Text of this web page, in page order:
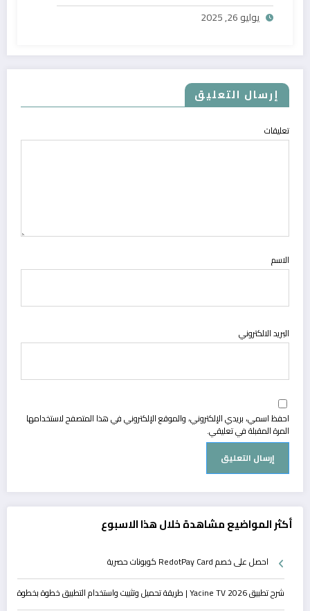
يوليو 26, 2025
إرسال التعليق
تعليقات
الاسم
البريد الالكتروني
احفظ اسمي، بريدي الإلكتروني، والموقع الإلكتروني في هذا المتصفح لاستخدامها
المرة المقبلة في تعليقي.
أكثر المواضيع مشاهدة خلال هذا الاسبوع
احصل على خصم RedotPay Card كوبونات حصرية
شرح تطبيق Yacine TV 2026 | طريقة تحميل وتثبيت واستخدام التطبيق خطوة بخطوة